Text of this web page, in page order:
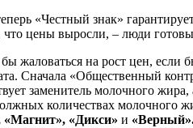
«Честный знак»
цены выросли, – люди
жаловаться на рост цен, если
Сначала «Общественный
заменитель молочного
количествах
«Дикси» и